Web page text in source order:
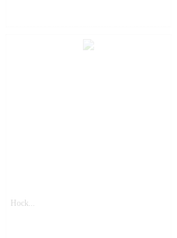
Hock...